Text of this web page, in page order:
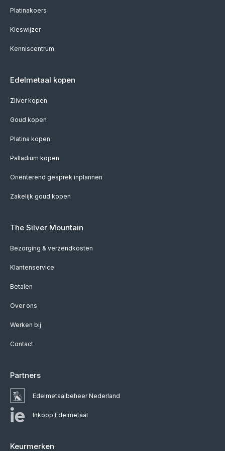
Platinakoers
Kieswijzer
Kenniscentrum
Edelmetaal kopen
Zilver kopen
Goud kopen
Platina kopen
Palladium kopen
Oriënterend gesprek inplannen
Zakelijk goud kopen
The Silver Mountain
Bezorging & verzendkosten
Klantenservice
Betalen
Over ons
Werken bij
Contact
Partners
Edelmetaalbeheer Nederland
Inkoop Edelmetaal
Keurmerken